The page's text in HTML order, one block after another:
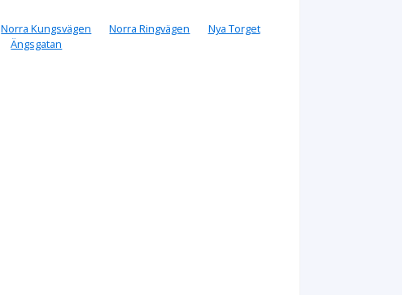
Norra Kungsvägen Norra Ringvägen
Nya Torget
Ängsgatan